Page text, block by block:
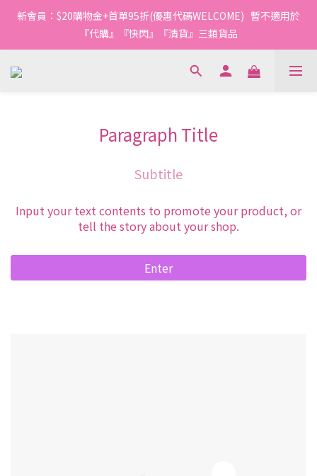
新會員：$20購物金+首單95折(優惠代碼WELCOME)   暫不適用於
『代購』『快閃』『清貨』三類貨品
Paragraph Title
Subtitle
Input your text contents to promote your product, or
tell the story about your shop.
Enter